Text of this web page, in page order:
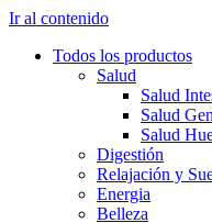
Ir al contenido
Todos los productos
Salud
Salud
Salud
Salud
Digestión
Relajación y
Energia
Belleza